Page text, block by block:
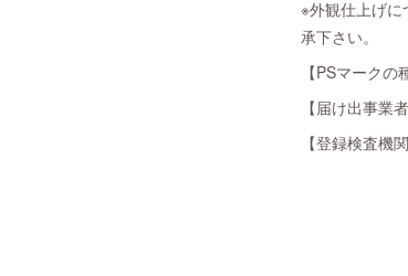
※外観仕上げに
承下さい。
【PSマークの
【届け出事業
【登録検査機